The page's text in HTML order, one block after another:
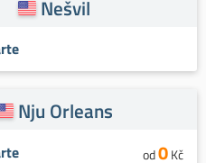
Nešvil
Nju Orleans
od0Kč